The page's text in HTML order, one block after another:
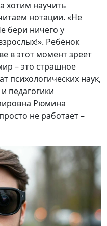
хотим научить
нотации. «Не
бери ничего у
Ребёнок
в этот момент зреет
– это страшное
психологических наук,
педагогики
Рюмина
не работает –